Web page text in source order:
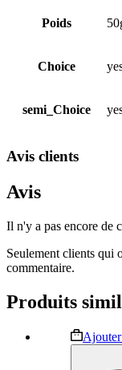
Poids
Choice
semi_Choice
Avis clients
Avis
Il n'y a pas encore de
Seulement clients qui
commentaire.
Produits